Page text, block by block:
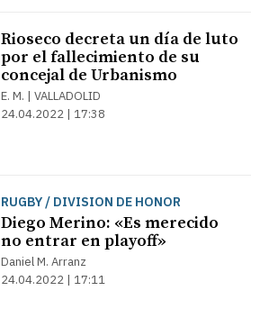
Rioseco decreta un día de luto
por el fallecimiento de su
concejal de Urbanismo
E. M. | VALLADOLID
24.04.2022 | 17:38
RUGBY / DIVISION DE HONOR
Diego Merino: «Es merecido
no entrar en playoff»
Daniel M. Arranz
24.04.2022 | 17:11